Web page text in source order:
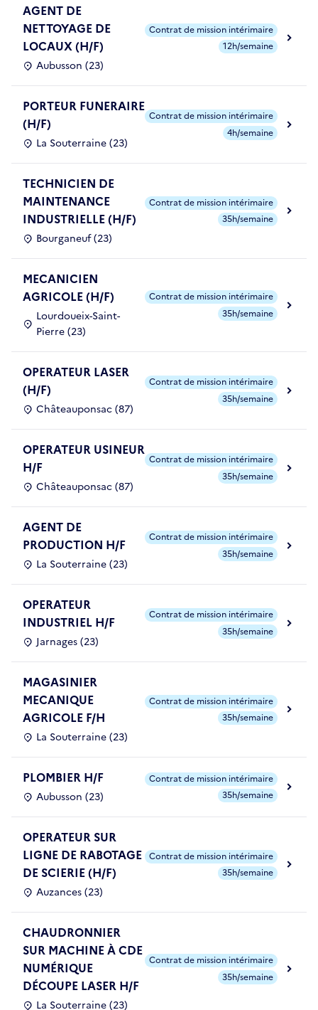
AGENT DE
NETTOYAGE DE
LOCAUX (H/F)
Aubusson (23)
Contrat de mission intérimaire
12h/semaine
PORTEUR FUNERAIRE
(H/F)
La Souterraine (23)
Contrat de mission intérimaire
4h/semaine
TECHNICIEN DE
MAINTENANCE
INDUSTRIELLE (H/F)
Bourganeuf (23)
Contrat de mission intérimaire
35h/semaine
MECANICIEN
AGRICOLE (H/F)
Lourdoueix-Saint-
Pierre (23)
Contrat de mission intérimaire
35h/semaine
OPERATEUR LASER
(H/F)
Châteauponsac (87)
Contrat de mission intérimaire
35h/semaine
OPERATEUR USINEUR
H/F
Châteauponsac (87)
Contrat de mission intérimaire
35h/semaine
AGENT DE
PRODUCTION H/F
La Souterraine (23)
Contrat de mission intérimaire
35h/semaine
OPERATEUR
INDUSTRIEL H/F
Jarnages (23)
Contrat de mission intérimaire
35h/semaine
MAGASINIER
MECANIQUE
AGRICOLE F/H
La Souterraine (23)
Contrat de mission intérimaire
35h/semaine
PLOMBIER H/F
Aubusson (23)
Contrat de mission intérimaire
35h/semaine
OPERATEUR SUR
LIGNE DE RABOTAGE
DE SCIERIE (H/F)
Auzances (23)
Contrat de mission intérimaire
35h/semaine
CHAUDRONNIER
SUR MACHINE À CDE
NUMÉRIQUE
DÉCOUPE LASER H/F
La Souterraine (23)
Contrat de mission intérimaire
35h/semaine